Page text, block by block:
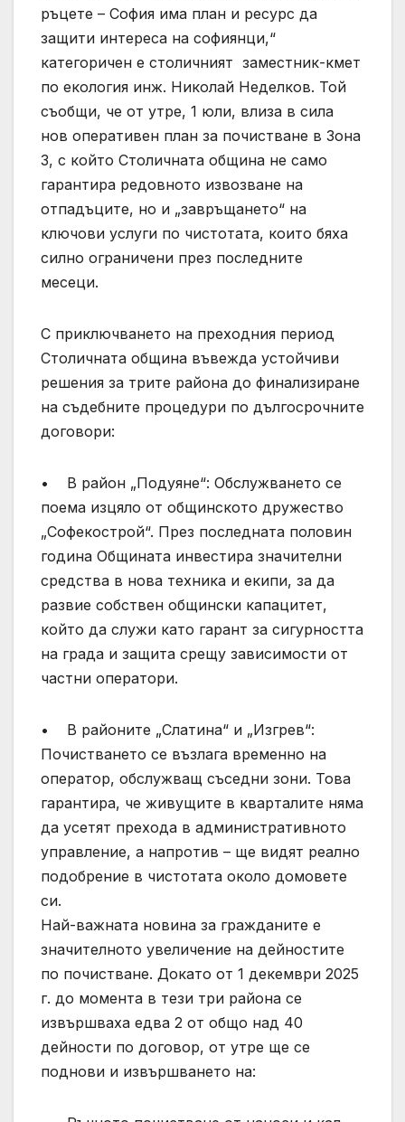
ръцете – София има план и ресурс да
защити интереса на софиянци,“
категоричен е столичният заместник-кмет
по екология инж. Николай Неделков. Той
съобщи, че от утре, 1 юли, влиза в сила
нов оперативен план за почистване в Зона
3, с който Столичната община не само
гарантира редовното извозване на
отпадъците, но и „завръщането“ на
ключови услуги по чистотата, които бяха
силно ограничени през последните
месеци.
С приключването на преходния период
Столичната община въвежда устойчиви
решения за трите района до финализиране
на съдебните процедури по дългосрочните
договори:
• В район „Подуяне“: Обслужването се
поема изцяло от общинското дружество
„Софекострой“. През последната половин
година Общината инвестира значителни
средства в нова техника и екипи, за да
развие собствен общински капацитет,
който да служи като гарант за сигурността
на града и защита срещу зависимости от
частни оператори.
• В районите „Слатина“ и „Изгрев“:
Почистването се възлага временно на
оператор, обслужващ съседни зони. Това
гарантира, че живущите в кварталите няма
да усетят прехода в административното
управление, а напротив – ще видят реално
подобрение в чистотата около домовете
си.
Най-важната новина за гражданите е
значителното увеличение на дейностите
по почистване. Докато от 1 декември 2025
г. до момента в тези три района се
извършваха едва 2 от общо над 40
дейности по договор, от утре ще се
поднови и извършването на: